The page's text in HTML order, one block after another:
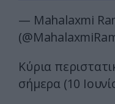
— Mahalaxmi
Κύρια
σήμερα (10